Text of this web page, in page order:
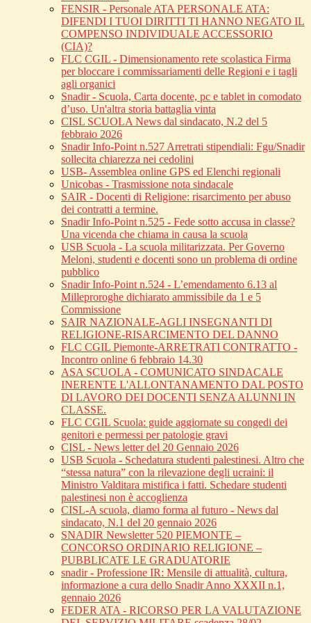
FENSIR - Personale ATA PERSONALE ATA:
DIFENDI I TUOI DIRITTI TI HANNO NEGATO IL
COMPENSO INDIVIDUALE ACCESSORIO
(CIA)?
FLC CGIL - Dimensionamento rete scolastica Firma
per bloccare i commissariamenti delle Regioni e i tagli
agli organici
Snadir - Scuola, Carta docente, pc e tablet in comodato
d’uso. Un'altra storia battaglia vinta
CISL SCUOLA News dal sindacato, N.2 del 5
febbraio 2026
Snadir Info-Point n.527 Arretrati stipendiali: Fgu/Snadir
sollecita chiarezza nei cedolini
USB- Assemblea online GPS ed Elenchi regionali
Unicobas - Trasmissione nota sindacale
SAIR - Docenti di Religione: risarcimento per abuso
dei contratti a termine.
Snadir Info-Point n.525 - Fede sotto accusa in classe?
Una vicenda che chiama in causa la scuola
USB Scuola - La scuola militarizzata. Per Governo
Meloni, studenti e docenti sono un problema di ordine
pubblico
Snadir Info-Point n.524 - L’emendamento 6.13 al
Milleproroghe dichiarato ammissibile da 1 e 5
Commissione
SAIR NAZIONALE-AGLI INSEGNANTI DI
RELIGIONE-RISARCIMENTO DEL DANNO
FLC CGIL Piemonte-ARRETRATI CONTRATTO -
Incontro online 6 febbraio 14.30
ASA SCUOLA - COMUNICATO SINDACALE
INERENTE L'ALLONTANAMENTO DAL POSTO
DI LAVORO DEI DOCENTI SENZA ALUNNI IN
CLASSE.
FLC CGIL Scuola: guide aggiornate su congedi dei
genitori e permessi per patologie gravi
CISL - News letter del 20 Gennaio 2026
USB Scuola - Schedatura studenti palestinesi. Altro che
“stessa natura” con la rilevazione degli ucraini: il
Ministro Valditara mistifica i fatti. Schedare studenti
palestinesi non è accoglienza
CISL-A scuola, diamo forma al futuro - News dal
sindacato, N.1 del 20 gennaio 2026
SNADIR Newsletter 520 PIEMONTE –
CONCORSO ORDINARIO RELIGIONE –
PUBBLICATE LE GRADUATORIE
snadir - Professione IR: Mensile di attualità, cultura,
informazione a cura dello Snadir Anno XXXII n.1,
gennaio 2026
FEDER ATA - RICORSO PER LA VALUTAZIONE